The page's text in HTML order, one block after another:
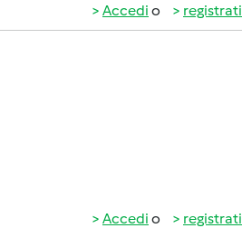
Accedi o registrati
Accedi o registrati